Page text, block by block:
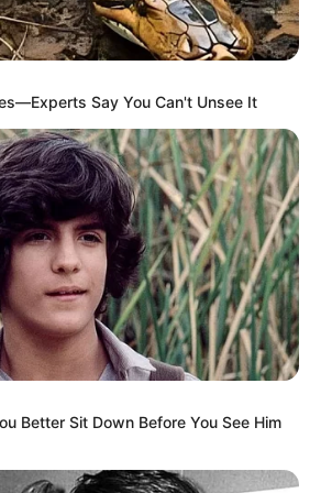
wildcatconservation)
berguna banget untuk
pada tanaman, jadi lebih
Say You Can't Unsee It
Better Sit Down Before You See Him